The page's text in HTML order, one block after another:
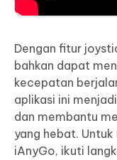
Dengan fitur
bahkan dapat
kecepatan
aplikasi ini
dan membantu
yang hebat.
iAnyGo, ikuti